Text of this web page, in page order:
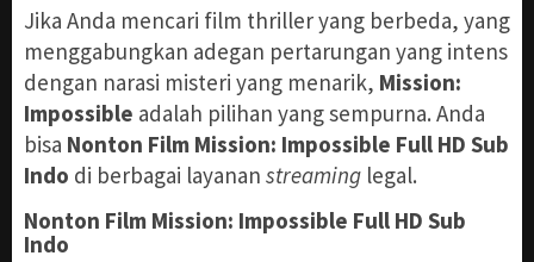
Jika Anda mencari film thriller yang berbeda, yang
menggabungkan adegan pertarungan yang intens
dengan narasi misteri yang menarik, Mission:
Impossible adalah pilihan yang sempurna. Anda
bisa Nonton Film Mission: Impossible Full HD Sub
Indo di berbagai layanan streaming legal.
Nonton Film Mission: Impossible Full HD Sub
Indo